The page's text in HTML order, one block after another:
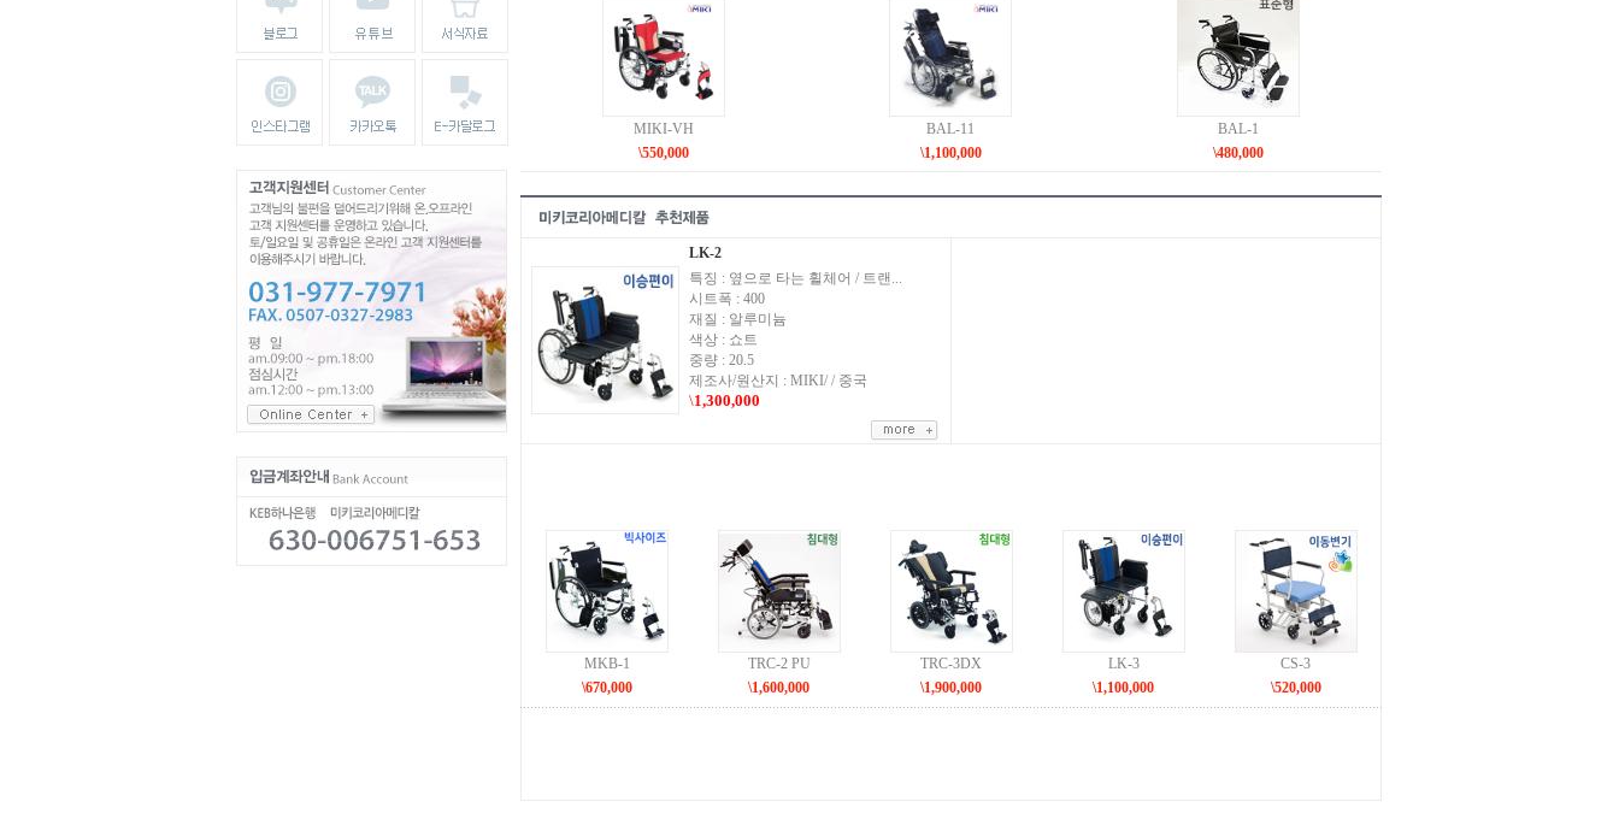
MIKI-VH
\550,000
BAL-11
\1,100,000
BAL-1
\480,000
LK-2
특징 : 옆으로 타는 휠체어 / 트랜...
시트폭 : 400
재질 : 알루미늄
색상 : 쇼트
중량 : 20.5
제조사/원산지 : MIKI/ / 중국
\1,300,000
MKB-1
\670,000
TRC-2 PU
\1,600,000
TRC-3DX
\1,900,000
LK-3
\1,100,000
CS-3
\520,000